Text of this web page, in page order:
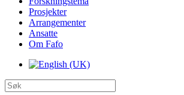
Prosjekter
Arrangementer
Ansatte
Om Fafo